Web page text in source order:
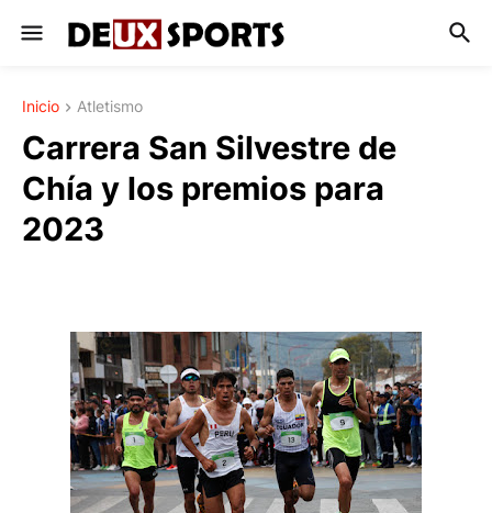
Inicio Atletismo
Carrera San Silvestre de
Chía y los premios para
2023